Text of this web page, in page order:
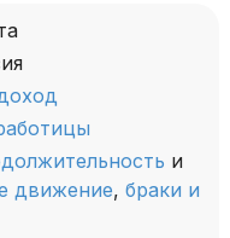
и
движение, браки и